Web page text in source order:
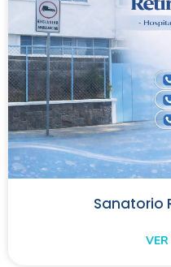
Sanatorio
VER